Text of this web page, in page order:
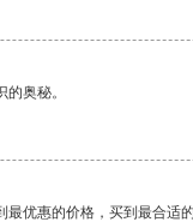
奥秘。
优惠的价格，买到最合适的